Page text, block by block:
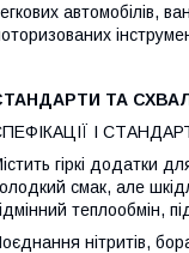
автомобілів,
ТА
І
гіркі додатки
смак, але
теплообмін,
нітритів,